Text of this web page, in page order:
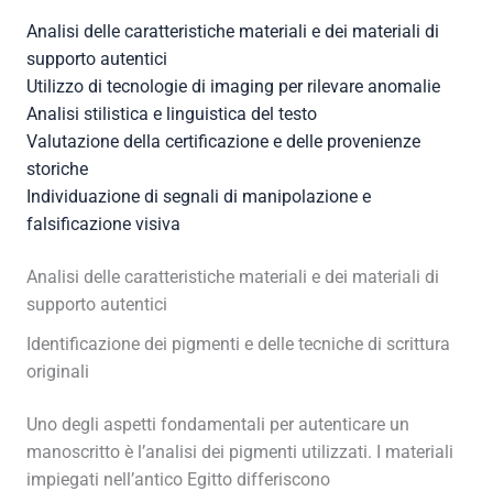
Analisi delle caratteristiche materiali e dei materiali di
supporto autentici
Utilizzo di tecnologie di imaging per rilevare anomalie
Analisi stilistica e linguistica del testo
Valutazione della certificazione e delle provenienze
storiche
Individuazione di segnali di manipolazione e
falsificazione visiva
Analisi delle caratteristiche materiali e dei materiali di
supporto autentici
Identificazione dei pigmenti e delle tecniche di scrittura
originali
Uno degli aspetti fondamentali per autenticare un
manoscritto è l’analisi dei pigmenti utilizzati. I materiali
impiegati nell’antico Egitto differiscono